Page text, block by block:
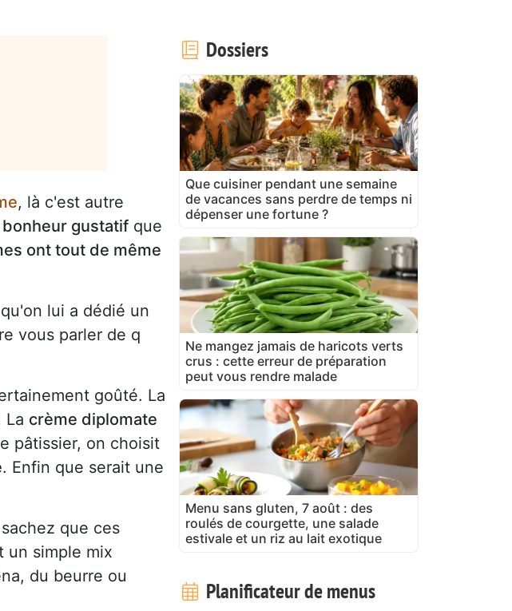
, là c'est autre
bonheur gustatif que
ont tout de même
lui a dédié un
vous parler de q
goûté. La
La crème diplomate
pâtissier, on choisit
. Enfin que serait une
que ces
un simple mix
du beurre ou
Dossiers
Que cuisiner pendant une semaine
de vacances sans perdre de temps ni
dépenser une fortune ?
Ne mangez jamais de haricots verts
crus : cette erreur de préparation
peut vous rendre malade
Menu sans gluten, 7 août : des
roulés de courgette, une salade
estivale et un riz au lait exotique
Planificateur de menus